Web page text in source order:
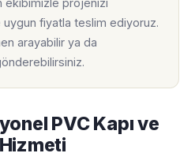
ekibimizle projenizi
uygun fiyatla teslim ediyoruz.
arayabilir ya da
PVC Kapı ve